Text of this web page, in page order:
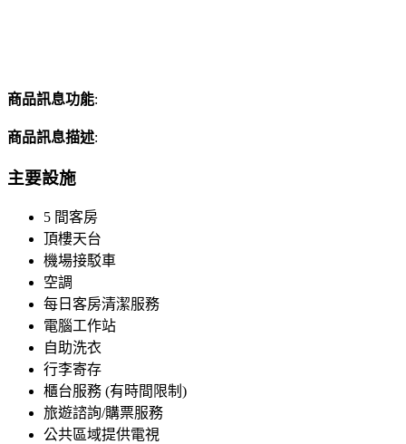
商品訊息功能:
商品訊息描述:
主要設施
5 間客房
頂樓天台
機場接駁車
空調
每日客房清潔服務
電腦工作站
自助洗衣
行李寄存
櫃台服務 (有時間限制)
旅遊諮詢/購票服務
公共區域提供電視